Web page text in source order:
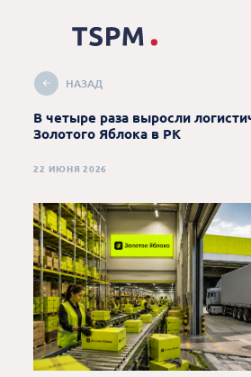
НАЗАД
В четыре раза выросли
Золотого Яблока в РК
22 ИЮНЯ 2026